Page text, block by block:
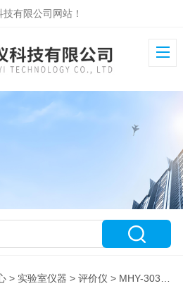
有限公司网站！
> 实验室仪器 >评价仪 > MHY-30336降粘率、清蜡剂溶蜡速率、清防蜡剂评价仪